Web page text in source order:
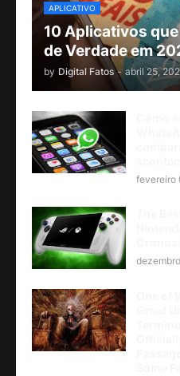
APLICATIVO
10 Aplicativos
de Verdade em
by Digital Fatos - abril 25,
fevereiro